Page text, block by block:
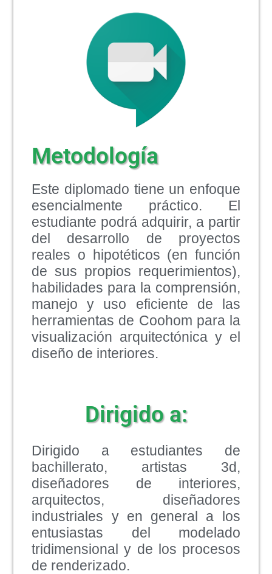
Metodología
Este diplomado tiene un enfoque
esencialmente práctico. El
estudiante podrá adquirir, a partir
del desarrollo de proyectos
reales o hipotéticos (en función
de sus propios requerimientos),
habilidades para la comprensión,
manejo y uso eficiente de las
herramientas de Coohom para la
visualización arquitectónica y el
diseño de interiores.
Dirigido a:
Dirigido a estudiantes de
bachillerato, artistas 3d,
diseñadores de interiores,
arquitectos, diseñadores
industriales y en general a los
entusiastas del modelado
tridimensional y de los procesos
de renderizado.